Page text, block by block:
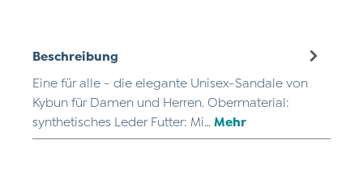
Beschreibung
Eine für alle - die elegante Unisex-Sandale von
Kybun für Damen und Herren. Obermaterial:
synthetisches Leder Futter: Mi… Mehr